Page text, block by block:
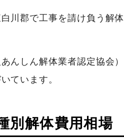
川郡で工事を請け負う解体
んしん解体業者認定協会）
ています。
別解体費用相場